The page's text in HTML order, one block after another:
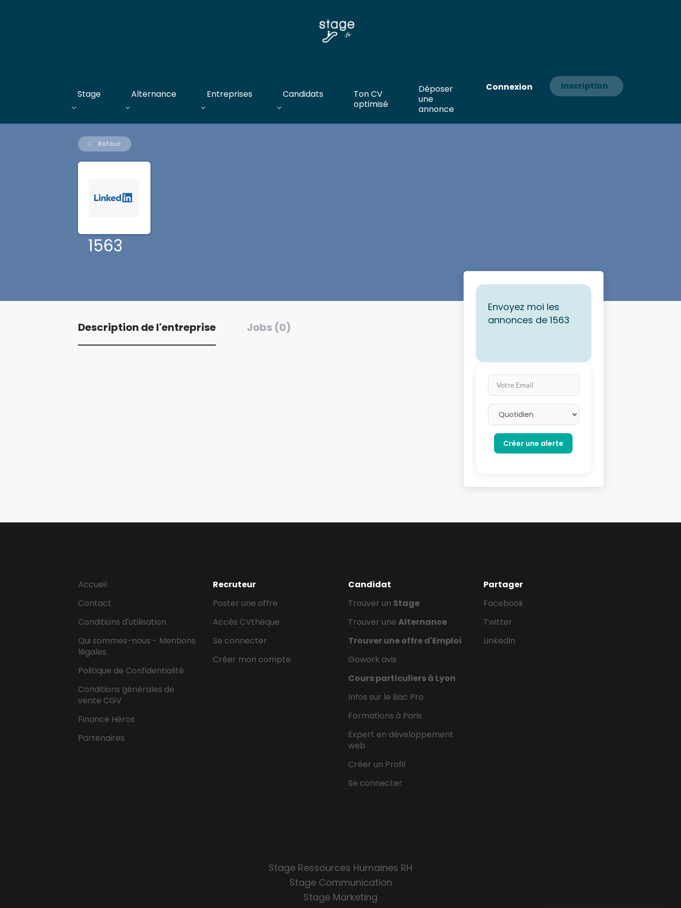
Connexion Inscription
Stage Alternance Entreprises Candidats
Ton CV
optimisé
Déposer
une
annonce
Retour
1563
Description de l'entreprise Jobs (0)
Envoyez moi les
annonces de 1563
Votre Email
Email frequency
Accueil
Contact
Conditions d'utilisation
Qui sommes-nous - Mentions
légales
Politique de Confidentialité
Conditions générales de
vente CGV
Finance Héros
Partenaires
Recruteur
Poster une offre
Accès CVthèque
Se connecter
Créer mon compte
Candidat
Trouver un Stage
Trouver une Alternance
Trouver une offre d'Emploi
Gowork avis
Cours particuliers à Lyon
Infos sur le Bac Pro
Formations à Paris
Expert en développement
web
Créer un Profil
Se connecter
Partager
Facebook
Twitter
LinkedIn
Stage Ressources Humaines RH
Stage Communication
Stage Marketing